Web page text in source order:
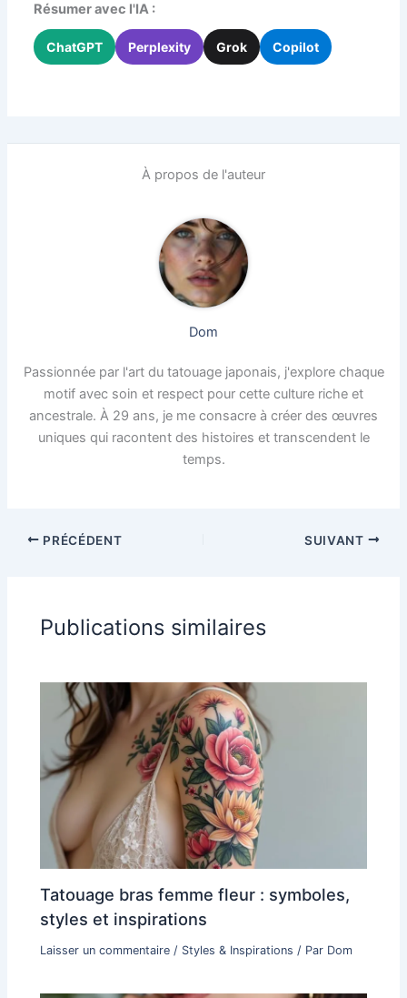
Résumer avec l'IA :
ChatGPT Perplexity Grok Copilot
À propos de l'auteur
Dom
Passionnée par l'art du tatouage japonais, j'explore chaque
motif avec soin et respect pour cette culture riche et
ancestrale. À 29 ans, je me consacre à créer des œuvres
uniques qui racontent des histoires et transcendent le
temps.
PRÉCÉDENT SUIVANT
Publications similaires
Tatouage bras femme fleur : symboles,
styles et inspirations
Laisser un commentaire / Styles & Inspirations / Par Dom